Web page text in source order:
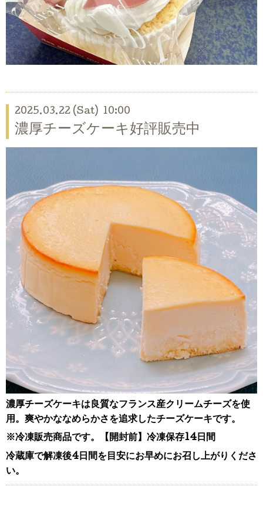
2025.03.22 (Sat) 10:00
濃厚チーズケーキ好評販売中
濃厚チーズケーキは良質なフランス産クリームチーズを使
用。爽やかななめらかさを追求したチーズケーキです。
※冷凍販売商品です。【開封前】冷凍保存14日間
冷蔵庫で解凍後4日間を目安にお早めにお召し上がりくださ
い。